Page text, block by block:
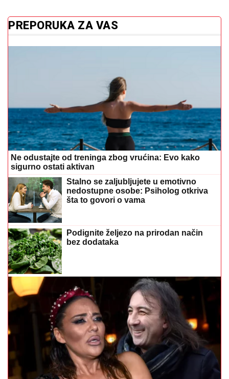
PREPORUKA ZA VAS
Ne odustajte od treninga zbog vrućina: Evo kako
sigurno ostati aktivan
Stalno se zaljubljujete u emotivno
nedostupne osobe: Psiholog otkriva
šta to govori o vama
Podignite željezo na prirodan način
bez dodataka